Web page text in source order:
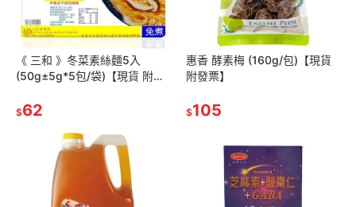
《 三和 》冬菜素絲麵5入
(50g±5g*5包/袋)【現貨 附發
$62
惠香 酵素梅 (160g/包)【現貨
附發票】
$105